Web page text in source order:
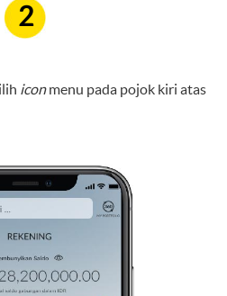
2
iconmenu pada pojok kiri atas